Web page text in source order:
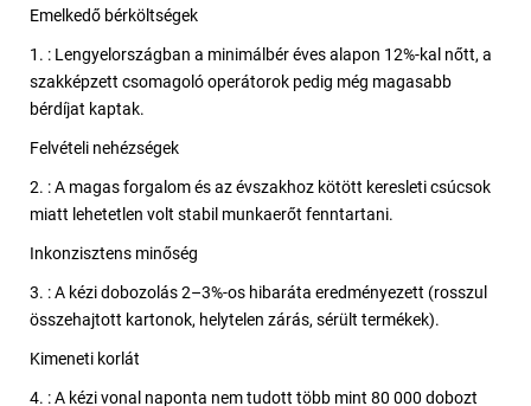
Emelkedő bérköltségek
1. : Lengyelországban a minimálbér éves alapon 12%-kal nőtt, a
szakképzett csomagoló operátorok pedig még magasabb
bérdíjat kaptak.
Felvételi nehézségek
2. : A magas forgalom és az évszakhoz kötött keresleti csúcsok
miatt lehetetlen volt stabil munkaerőt fenntartani.
Inkonzisztens minőség
3. : A kézi dobozolás 2–3%-os hibaráta eredményezett (rosszul
összehajtott kartonok, helytelen zárás, sérült termékek).
Kimeneti korlát
4. : A kézi vonal naponta nem tudott több mint 80 000 dobozt